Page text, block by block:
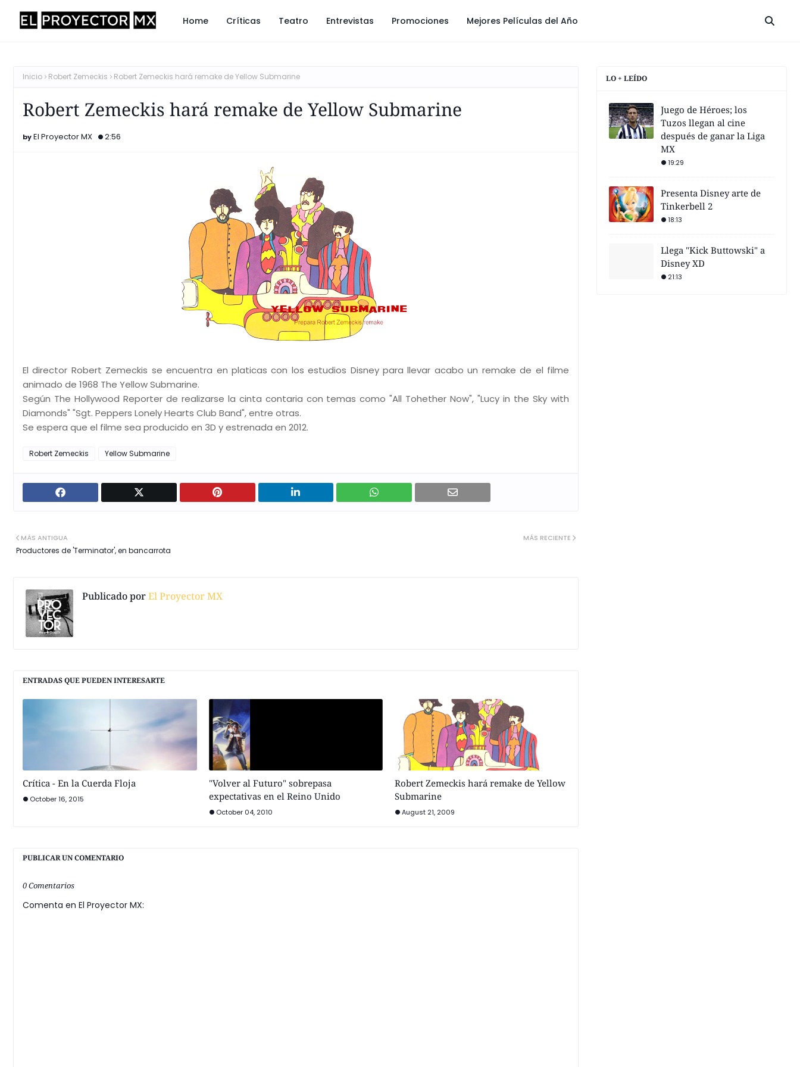
Home Críticas Teatro Entrevistas Promociones Mejores Películas del Año
Inicio Robert Zemeckis Robert Zemeckis hará remake de Yellow Submarine
Robert Zemeckis hará remake de Yellow Submarine
El Proyector MX 2:56
El director Robert Zemeckis se encuentra en platicas con los estudios Disney para llevar acabo un remake de el filme
animado de 1968 The Yellow Submarine.
Según The Hollywood Reporter de realizarse la cinta contaria con temas como "All Tohether Now", "Lucy in the Sky with
Diamonds" "Sgt. Peppers Lonely Hearts Club Band", entre otras.
Se espera que el filme sea producido en 3D y estrenada en 2012.
Robert Zemeckis Yellow Submarine
MÁS RECIENTE
MÁS ANTIGUA
Productores de 'Terminator', en bancarrota
Publicado porEl Proyector MX
ENTRADAS QUE PUEDEN INTERESARTE
Crítica - En la Cuerda Floja
October 16, 2015
"Volver al Futuro" sobrepasa
expectativas en el Reino Unido
October 04, 2010
Robert Zemeckis hará remake de Yellow
Submarine
August 21, 2009
PUBLICAR UN COMENTARIO
0 Comentarios
Comenta en El Proyector MX:
LO + LEÍDO
Juego de Héroes; los
Tuzos llegan al cine
después de ganar la Liga
MX
19:29
Presenta Disney arte de
Tinkerbell 2
18:13
Llega "Kick Buttowski" a
Disney XD
21:13